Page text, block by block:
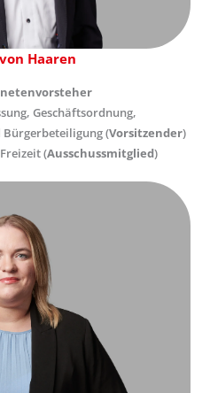
Haaren
Geschäftsordnung,
(Vorsitzender)
(Ausschussmitglied)